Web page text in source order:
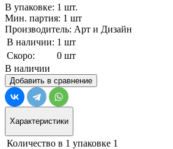
В упаковке: 1 шт.
Мин. партия: 1 шт
Производитель: Арт и Дизайн
В наличии: 1 шт
Скоро:
0 шт
В наличии
Добавить в сравнение
Характеристики
Количество в 1 упаковке 1